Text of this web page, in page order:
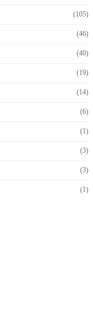
(105)
(46)
(40)
(19)
(14)
(6)
(1)
(3)
(3)
(1)